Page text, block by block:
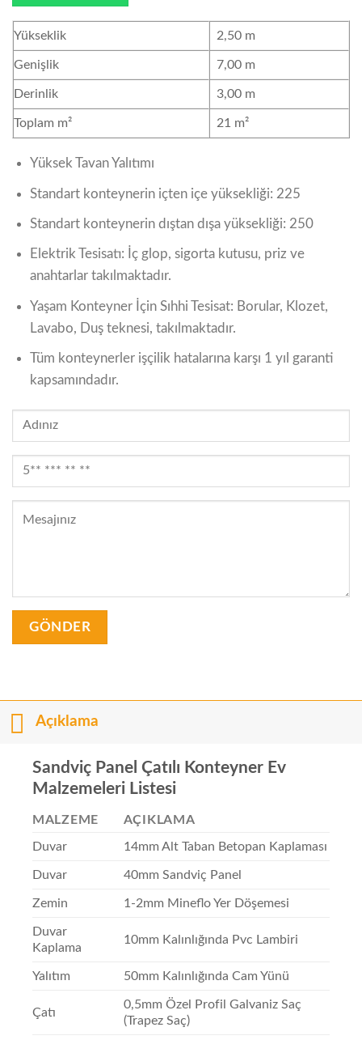
Yükseklik 2,50 m
Genişlik 7,00 m
Derinlik 3,00 m
Toplam m² 21 m²
Yüksek Tavan Yalıtımı
Standart konteynerin içten içe yüksekliği: 225
Standart konteynerin dıştan dışa yüksekliği: 250
Elektrik Tesisatı: İç glop, sigorta kutusu, priz ve
anahtarlar takılmaktadır.
Yaşam Konteyner İçin Sıhhi Tesisat: Borular, Klozet,
Lavabo, Duş teknesi, takılmaktadır.
Tüm konteynerler işçilik hatalarına karşı 1 yıl garanti
kapsamındadır.
Açıklama
Sandviç Panel Çatılı Konteyner Ev
Malzemeleri Listesi
MALZEME AÇIKLAMA
Duvar 14mm Alt Taban Betopan Kaplaması
Duvar 40mm Sandviç Panel
Zemin 1-2mm Mineflo Yer Döşemesi
Duvar
Kaplama
10mm Kalınlığında Pvc Lambiri
Yalıtım 50mm Kalınlığında Cam Yünü
Çatı
0,5mm Özel Profil Galvaniz Saç
(Trapez Saç)